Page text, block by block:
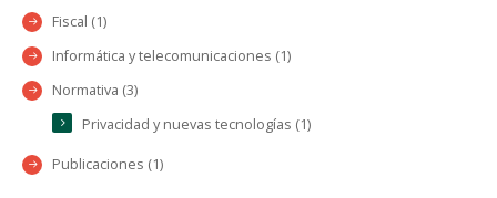
Fiscal (1)
Informática y telecomunicaciones (1)
Normativa (3)
Privacidad y nuevas tecnologías (1)
Publicaciones (1)